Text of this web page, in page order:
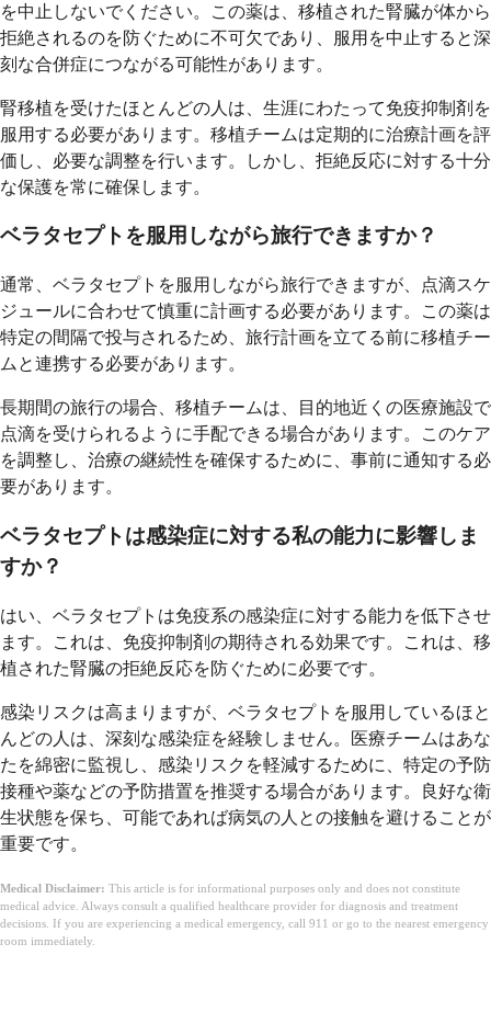
を中止しないでください。この薬は、移植された腎臓が体から
拒絶されるのを防ぐために不可欠であり、服用を中止すると深
刻な合併症につながる可能性があります。
腎移植を受けたほとんどの人は、生涯にわたって免疫抑制剤を
服用する必要があります。移植チームは定期的に治療計画を評
価し、必要な調整を行います。しかし、拒絶反応に対する十分
な保護を常に確保します。
ベラタセプトを服用しながら旅行できますか？
通常、ベラタセプトを服用しながら旅行できますが、点滴スケ
ジュールに合わせて慎重に計画する必要があります。この薬は
特定の間隔で投与されるため、旅行計画を立てる前に移植チー
ムと連携する必要があります。
長期間の旅行の場合、移植チームは、目的地近くの医療施設で
点滴を受けられるように手配できる場合があります。このケア
を調整し、治療の継続性を確保するために、事前に通知する必
要があります。
ベラタセプトは感染症に対する私の能力に影響しま
すか？
はい、ベラタセプトは免疫系の感染症に対する能力を低下させ
ます。これは、免疫抑制剤の期待される効果です。これは、移
植された腎臓の拒絶反応を防ぐために必要です。
感染リスクは高まりますが、ベラタセプトを服用しているほと
んどの人は、深刻な感染症を経験しません。医療チームはあな
たを綿密に監視し、感染リスクを軽減するために、特定の予防
接種や薬などの予防措置を推奨する場合があります。良好な衛
生状態を保ち、可能であれば病気の人との接触を避けることが
重要です。
Medical Disclaimer: This article is for informational purposes only and does not constitute
medical advice. Always consult a qualified healthcare provider for diagnosis and treatment
decisions. If you are experiencing a medical emergency, call 911 or go to the nearest emergency
room immediately.